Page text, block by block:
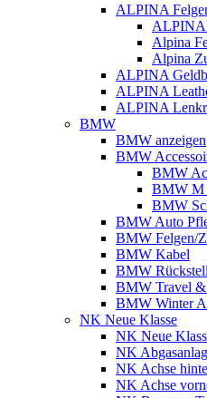
ALPINA
ALPINA
Alpina
Alpina
ALPINA
ALPINA
ALPINA
BMW
BMW anzeigen
BMW
BMW
BMW M
BMW
BMW Auto
BMW Felgen/
BMW Kabel
BMW
BMW Travel
BMW Winter
NK Neue Klasse
NK Neue
NK
NK Achse
NK Achse